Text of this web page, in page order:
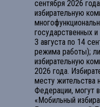
сентября 2026
избирательную
государственных
3 августа по 14
режима работы);
избирательную
2026 года.
месту жительства
Федерации, могут
«Мобильный